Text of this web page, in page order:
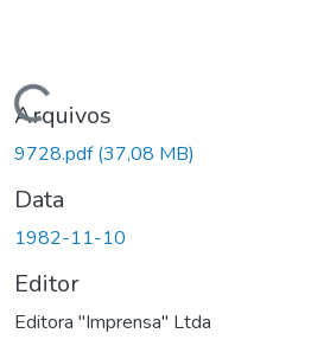
Carregando...
Arquivos
9728.pdf(37,08 MB)
Data
1982-11-10
Editor
Editora "Imprensa" Ltda